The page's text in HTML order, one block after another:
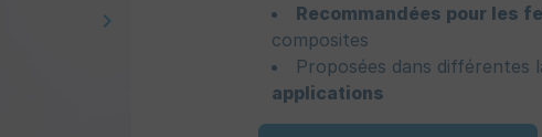
Suivant
keyboard_arrow_right Recommandées pour les
composites
Proposées dans différentes
applications